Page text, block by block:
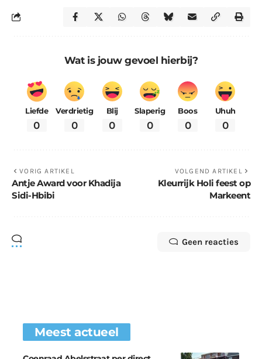
Wat is jouw gevoel hierbij?
Liefde
0
Verdrietig
0
Blij
0
Slaperig
0
Boos
0
Uhuh
0
VORIG ARTIKEL
Antje Award voor Khadija
Sidi-Hbibi
VOLGEND ARTIKEL
Kleurrijk Holi feest op
Markeent
Geen reacties
Meest actueel